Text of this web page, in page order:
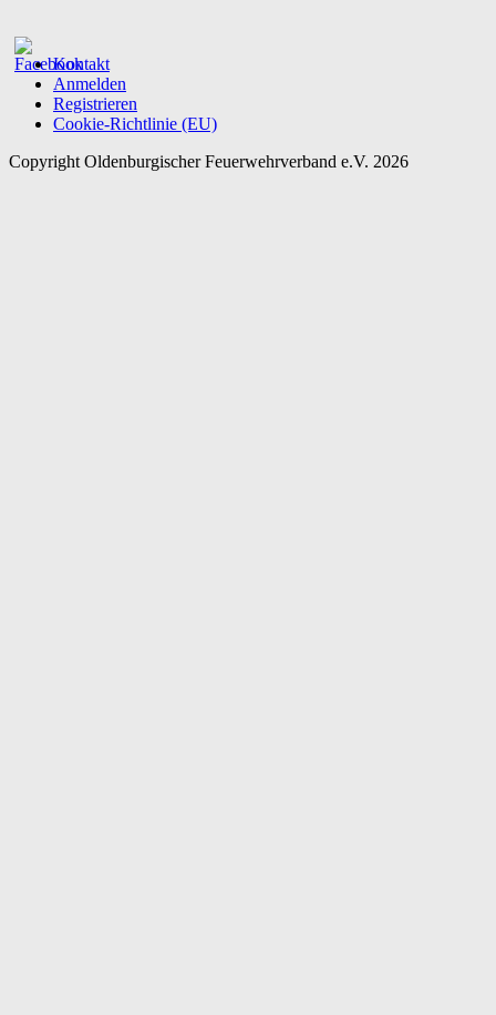
Kontakt
Anmelden
Registrieren
Cookie-Richtlinie (EU)
Copyright Oldenburgischer Feuerwehrverband e.V. 2026